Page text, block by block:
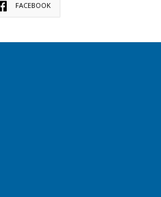
FACEBOOK